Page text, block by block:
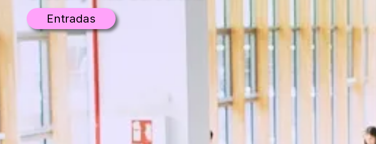
Entradas